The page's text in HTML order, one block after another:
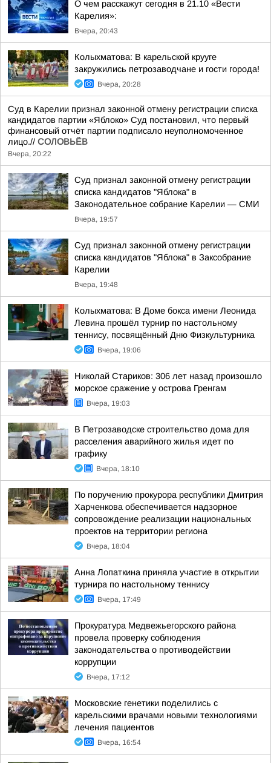
О чем расскажут сегодня в 21.10 «Вести
Карелия»:
Вчера, 20:43
Колыхматова: В карельской крууге
закружились петрозаводчане и гости города!
Вчера, 20:28
Суд в Карелии признал законной отмену регистрации списка
кандидатов партии «Яблоко» Суд постановил, что первый
финансовый отчёт партии подписало неуполномоченное
лицо.// СОЛОВЬЁВ
Вчера, 20:22
Суд признал законной отмену регистрации
списка кандидатов "Яблока" в
Законодательное собрание Карелии — СМИ
Вчера, 19:57
Суд признал законной отмену регистрации
списка кандидатов "Яблока" в Заксобрание
Карелии
Вчера, 19:48
Колыхматова: В Доме бокса имени Леонида
Левина прошёл турнир по настольному
теннису, посвящённый Дню Физкультурника
Вчера, 19:06
Николай Стариков: 306 лет назад произошло
морское сражение у острова Гренгам
Вчера, 19:03
В Петрозаводске строительство дома для
расселения аварийного жилья идет по
графику
Вчера, 18:10
По поручению прокурора республики Дмитрия
Харченкова обеспечивается надзорное
сопровождение реализации национальных
проектов на территории региона
Вчера, 18:04
Анна Лопаткина приняла участие в открытии
турнира по настольному теннису
Вчера, 17:49
Прокуратура Медвежьегорского района
провела проверку соблюдения
законодательства о противодействии
коррупции
Вчера, 17:12
Московские генетики поделились с
карельскими врачами новыми технологиями
лечения пациентов
Вчера, 16:54